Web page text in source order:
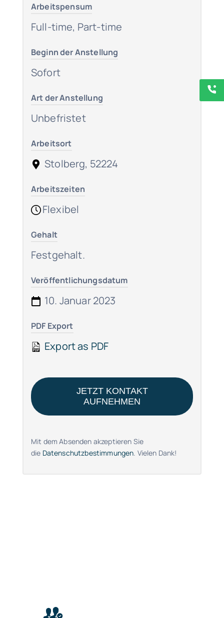
Arbeitspensum
Full-time, Part-time
Beginn der Anstellung
Sofort
Art der Anstellung
Unbefristet
Arbeitsort
Stolberg, 52224
Arbeitszeiten
Flexibel
Gehalt
Festgehalt.
Veröffentlichungsdatum
10. Januar 2023
PDF Export
Export as PDF
JETZT KONTAKT
AUFNEHMEN
Mit dem Absenden akzeptieren Sie
die Datenschutzbestimmungen. Vielen Dank!